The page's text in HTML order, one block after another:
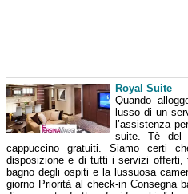
Royal Suite
Quando
lusso di un
l’assistenza
suite. Tè del
cappuccino gratuiti. Siamo certi
disposizione e di tutti i servizi offerti,
bagno degli ospiti e la lussuosa
giorno Priorità al check-in Consegna